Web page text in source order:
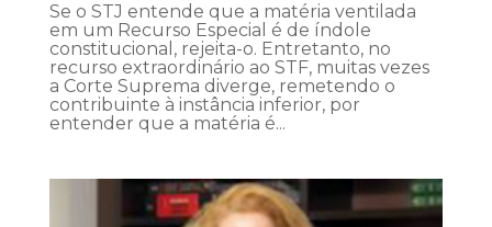
Se o STJ entende que a matéria ventilada
em um Recurso Especial é de índole
constitucional, rejeita-o. Entretanto, no
recurso extraordinário ao STF, muitas vezes
a Corte Suprema diverge, remetendo o
contribuinte à instância inferior, por
entender que a matéria é...